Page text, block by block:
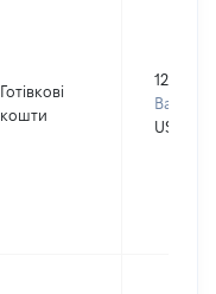
Готівкові
кошти
120700
Валюта:
USD